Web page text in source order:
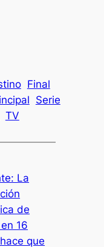
Final
Serie
TV
La
de
16
que